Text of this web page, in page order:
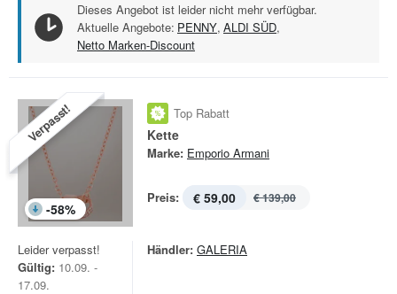
Dieses Angebot ist leider nicht mehr verfügbar.
Aktuelle Angebote: PENNY, ALDI SÜD,
Netto Marken-Discount
Verpasst!
-58%
Top Rabatt
Kette
Marke: Emporio Armani
Preis: € 59,00 € 139,00
Leider verpasst!
Gültig: 10.09. -
17.09.
Händler: GALERIA